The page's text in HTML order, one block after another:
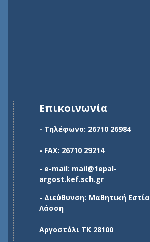
Επικοινωνία
- Τηλέφωνο: 26710 26984
- FAX: 26710 29214
- e-mail: mail@1epal-
argost.kef.sch.gr
- Διεύθυνση: Μαθητική Εστία
Λάσση
Αργοστόλι ΤΚ 28100